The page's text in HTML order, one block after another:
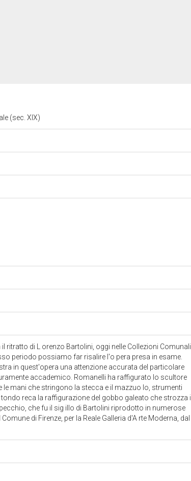
(sec. XIX)
ritratto di L orenzo Bartolini, oggi nelle Collezioni Comunali
periodo possiamo far risalire l'o pera presa in esame.
in quest'opera una attenzione accurata del particolare
accademico. Romanelli ha raffigurato lo scultore
mani che stringono la stecca e il mazzuo lo, strumenti
reca la raffigurazione del gobbo galeato che strozza il
che fu il sig illo di Bartolini riprodotto in numerose
di Firenze, per la Reale Galleria d'A rte Moderna, dal